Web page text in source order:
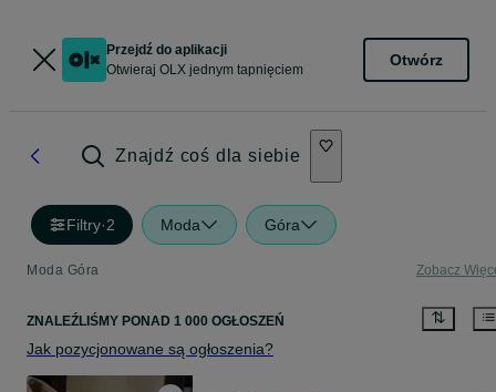
Przejdź do aplikacji
Otwieraj OLX jednym tapnięciem
Otwórz
Znajdź coś dla siebie
Filtry·2 Moda Góra
Moda Góra Zobacz
ZNALEŹLIŚMY PONAD 1 000 OGŁOSZEŃ
Jak pozycjonowane są ogłoszenia?